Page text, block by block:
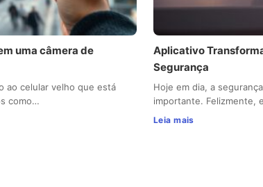
uma câmera de
ao celular velho que está
como…
Aplicativo
Segurança
Hoje em dia, a
importante. Felizmente,
Leia mais